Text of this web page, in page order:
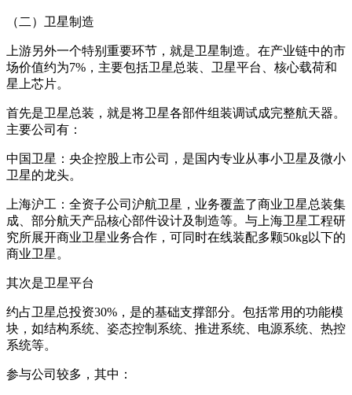
（二）卫星制造
上游另外一个特别重要环节，就是卫星制造。在产业链中的市
场价值约为7%，主要包括卫星总装、卫星平台、核心载荷和
星上芯片。
首先是卫星总装，就是将卫星各部件组装调试成完整航天器。
主要公司有：
中国卫星：央企控股上市公司，是国内专业从事小卫星及微小
卫星的龙头。
上海沪工：全资子公司沪航卫星，业务覆盖了商业卫星总装集
成、部分航天产品核心部件设计及制造等。与上海卫星工程研
究所展开商业卫星业务合作，可同时在线装配多颗50kg以下的
商业卫星。
其次是卫星平台
约占卫星总投资30%，是的基础支撑部分。包括常用的功能模
块，如结构系统、姿态控制系统、推进系统、电源系统、热控
系统等。
参与公司较多，其中：